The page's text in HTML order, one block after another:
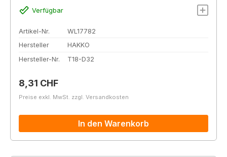
Verfügbar
Artikel-Nr.
WL17782
Hersteller
HAKKO
Hersteller-Nr.
T18-D32
Regulärer Preis:
8,31 CHF
Preise exkl. MwSt. zzgl. Versandkosten
In den Warenkorb